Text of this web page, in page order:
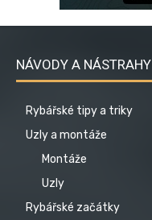
NÁVODY A NÁSTRAHY
Rybářské tipy a triky
Uzly a montáže
Montáže
Uzly
Rybářské začátky